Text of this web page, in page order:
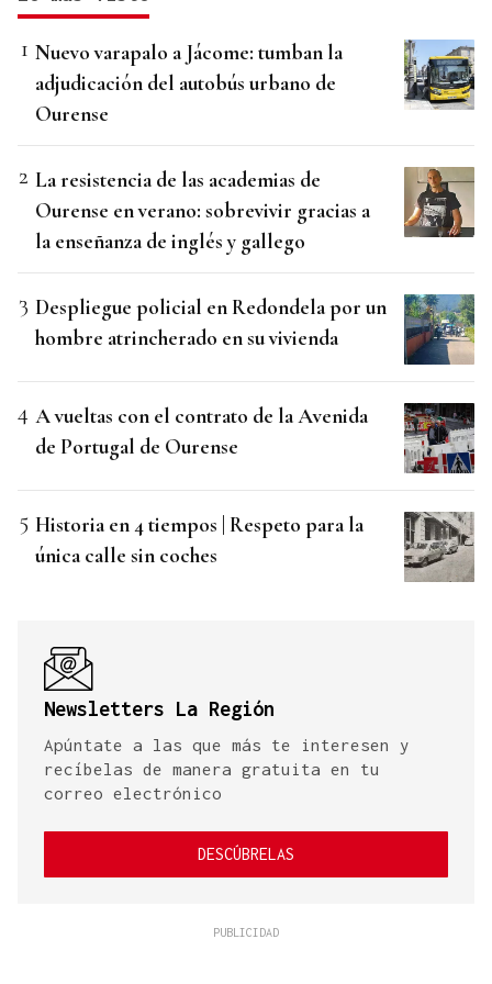
Nuevo varapalo a Jácome: tumban la
adjudicación del autobús urbano de
Ourense
La resistencia de las academias de
Ourense en verano: sobrevivir gracias a
la enseñanza de inglés y gallego
Despliegue policial en Redondela por un
hombre atrincherado en su vivienda
A vueltas con el contrato de la Avenida
de Portugal de Ourense
Historia en 4 tiempos | Respeto para la
única calle sin coches
Newsletters La Región
Apúntate a las que más te interesen y
recíbelas de manera gratuita en tu
correo electrónico
DESCÚBRELAS